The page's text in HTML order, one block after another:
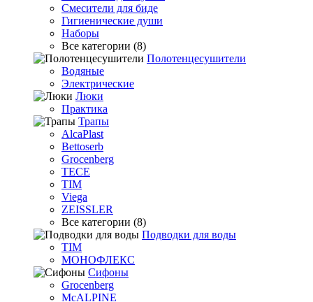
Смесители для биде
Гигиенические души
Наборы
Все категории (8)
Полотенцесушители
Водяные
Электрические
Люки
Практика
Трапы
AlcaPlast
Bettoserb
Grocenberg
TECE
TIM
Viega
ZEISSLER
Все категории (8)
Подводки для воды
TIM
МОНОФЛЕКС
Сифоны
Grocenberg
McALPINE